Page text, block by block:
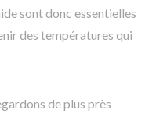
sont donc essentielles
des températures qui
de plus près